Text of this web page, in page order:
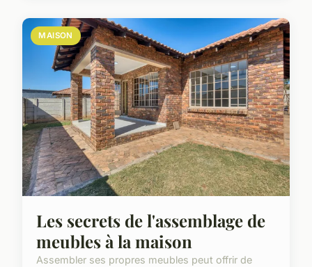
MAISON
Les secrets de l'assemblage de
meubles à la maison
Assembler ses propres meubles peut offrir de